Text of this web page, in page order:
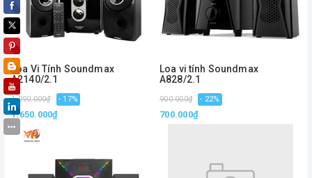
Loa Vi Tính Soundmax
A2140/2.1
1.990.000₫ - 17%
1.650.000₫
Loa vi tính Soundmax
A828/2.1
900.000₫ - 22%
700.000₫